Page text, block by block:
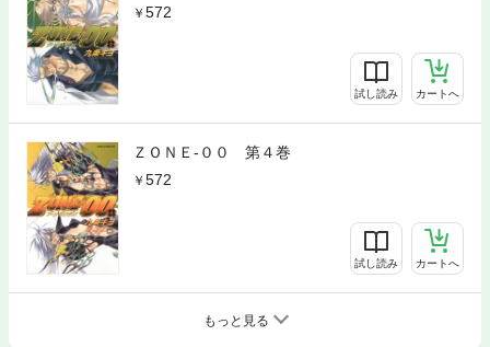
572
試し読み カートへ
ＺＯＮＥ‐００ 第４巻
572
試し読み カートへ
もっと見る